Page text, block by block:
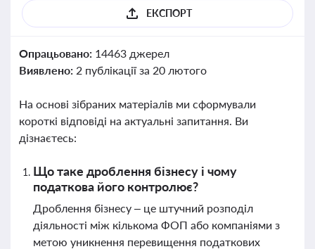
ЕКСПОРТ
Опрацьовано: 14463 джерел
Виявлено: 2 публікації за 20 лютого
На основі зібраних матеріалів ми сформували
короткі відповіді на актуальні запитання. Ви
дізнаєтесь:
Що таке дроблення бізнесу і чому
податкова його контролює?
Дроблення бізнесу – це штучний розподіл
діяльності між кількома ФОП або компаніями з
метою уникнення перевищення податкових